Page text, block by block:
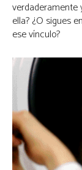
verdaderamente
ella? ¿O sigues
ese vínculo?